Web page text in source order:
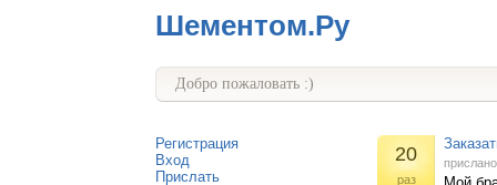
Шементом.Ру
Добро пожаловать :)
Регистрация
Вход
Прислать
20
раз